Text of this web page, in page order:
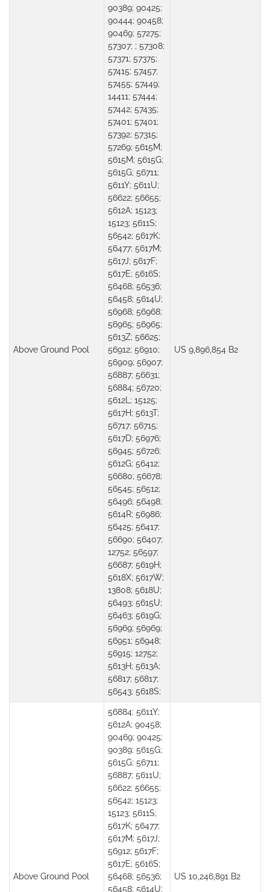
Above Ground Pool
90389; 90425;
90444; 90458;
90469; 57275;
57307; ; 57308;
57371; 57375;
57415; 57457;
57455; 57449;
14411; 57444;
57442; 57435;
57401; 57401;
57392; 57315;
57269; 5615M;
5615M; 5615G;
5615G; 56711;
5611Y; 5611U;
56622; 56655;
5612A; 15123;
15123; 5611S;
56542; 5617K;
56477; 5617M;
5617J; 5617F;
5617E; 5616S;
56468; 56536;
56458; 5614U;
56968; 56968;
56965; 56965;
5613Z; 56625;
56912; 56910;
56909; 56907;
56887; 56631;
56884; 56720;
5612L; 15125;
5617H; 5613T;
56717; 56715;
5617D; 56976;
56945; 56726;
5612G; 56412;
56680; 56678;
56545; 56512;
56496; 56498;
5614R; 56986;
56425; 56417;
56690; 56407;
12752; 56597;
56687; 5619H;
5618X; 5617W;
13808; 5618U;
56493; 5615U;
56463; 5619G;
56969; 56969;
56951; 56948;
56915; 12752;
5613H; 5613A;
56817; 56817;
56543; 5618S;
US 9,896,854 B2
Above Ground Pool
56884; 5611Y;
5612A; 90458;
90469; 90425;
90389; 5615G;
5615G; 56711;
56887; 5611U;
56622; 56655;
56542; 15123;
15123; 5611S;
5617K; 56477;
5617M; 5617J;
56912; 5617F;
5617E; 5616S;
56468; 56536;
56458; 5614U;
US 10,246,891 B2